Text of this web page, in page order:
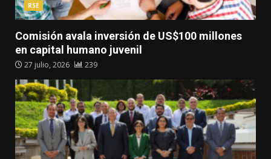
RSE
Comisión avala inversión de US$100 millones
en capital humano juvenil
27 julio, 2026 239